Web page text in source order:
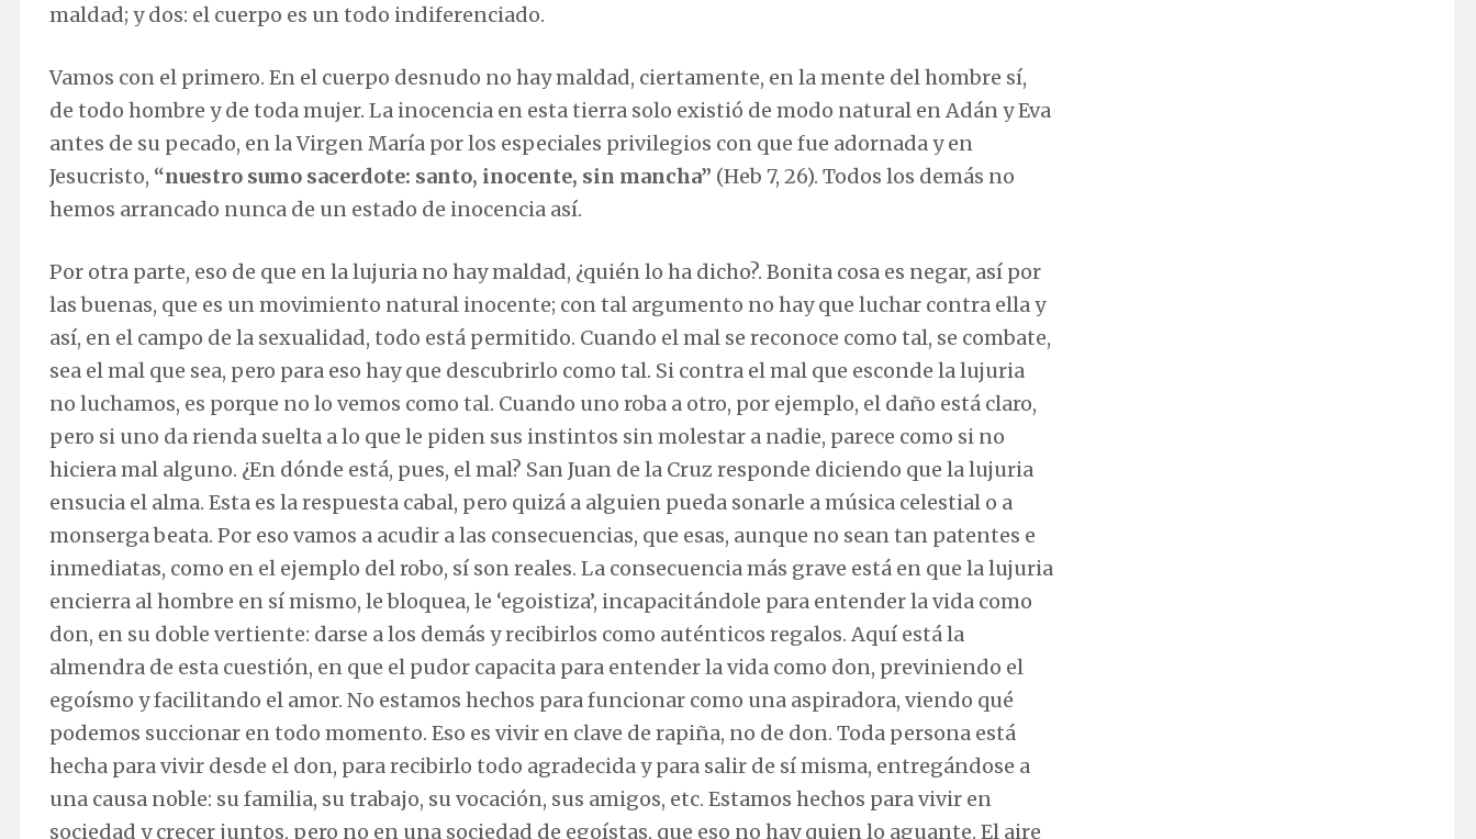
maldad; y dos: el cuerpo es un todo indiferenciado.
Vamos con el primero. En el cuerpo desnudo no hay maldad, ciertamente, en la mente del hombre sí,
de todo hombre y de toda mujer. La inocencia en esta tierra solo existió de modo natural en Adán y Eva
antes de su pecado, en la Virgen María por los especiales privilegios con que fue adornada y en
Jesucristo, “nuestro sumo sacerdote: santo, inocente, sin mancha” (Heb 7, 26). Todos los demás no
hemos arrancado nunca de un estado de inocencia así.
Por otra parte, eso de que en la lujuria no hay maldad, ¿quién lo ha dicho?. Bonita cosa es negar, así por
las buenas, que es un movimiento natural inocente; con tal argumento no hay que luchar contra ella y
así, en el campo de la sexualidad, todo está permitido. Cuando el mal se reconoce como tal, se combate,
sea el mal que sea, pero para eso hay que descubrirlo como tal. Si contra el mal que esconde la lujuria
no luchamos, es porque no lo vemos como tal. Cuando uno roba a otro, por ejemplo, el daño está claro,
pero si uno da rienda suelta a lo que le piden sus instintos sin molestar a nadie, parece como si no
hiciera mal alguno. ¿En dónde está, pues, el mal? San Juan de la Cruz responde diciendo que la lujuria
ensucia el alma. Esta es la respuesta cabal, pero quizá a alguien pueda sonarle a música celestial o a
monserga beata. Por eso vamos a acudir a las consecuencias, que esas, aunque no sean tan patentes e
inmediatas, como en el ejemplo del robo, sí son reales. La consecuencia más grave está en que la lujuria
encierra al hombre en sí mismo, le bloquea, le ‘egoistiza’, incapacitándole para entender la vida como
don, en su doble vertiente: darse a los demás y recibirlos como auténticos regalos. Aquí está la
almendra de esta cuestión, en que el pudor capacita para entender la vida como don, previniendo el
egoísmo y facilitando el amor. No estamos hechos para funcionar como una aspiradora, viendo qué
podemos succionar en todo momento. Eso es vivir en clave de rapiña, no de don. Toda persona está
hecha para vivir desde el don, para recibirlo todo agradecida y para salir de sí misma, entregándose a
una causa noble: su familia, su trabajo, su vocación, sus amigos, etc. Estamos hechos para vivir en
sociedad y crecer juntos, pero no en una sociedad de egoístas, que eso no hay quien lo aguante. El aire